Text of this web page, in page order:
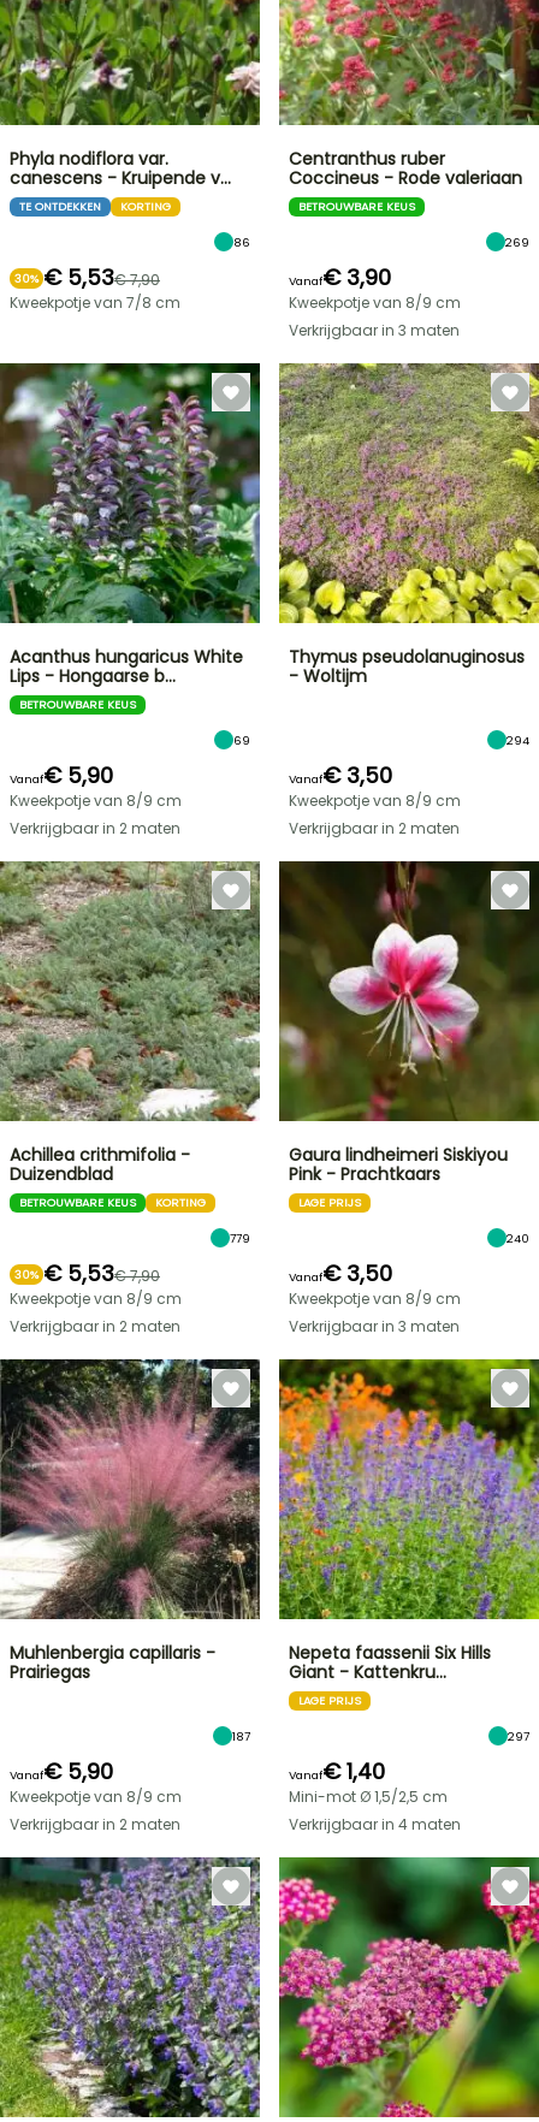
Phyla nodiflora var.
canescens - Kruipende v…
TE ONTDEKKEN KORTING
86
30% € 5,53€ 7,90
Kweekpotje van 7/8 cm
Centranthus ruber
Coccineus - Rode valeriaan
BETROUWBARE KEUS
269
Vanaf€ 3,90
Kweekpotje van 8/9 cm
Verkrijgbaar in 3 maten
Acanthus hungaricus White
Lips - Hongaarse b…
BETROUWBARE KEUS
69
Vanaf€ 5,90
Kweekpotje van 8/9 cm
Verkrijgbaar in 2 maten
Thymus pseudolanuginosus
- Woltijm
294
Vanaf€ 3,50
Kweekpotje van 8/9 cm
Verkrijgbaar in 2 maten
Achillea crithmifolia -
Duizendblad
BETROUWBARE KEUS KORTING
779
30% € 5,53€ 7,90
Kweekpotje van 8/9 cm
Verkrijgbaar in 2 maten
Gaura lindheimeri Siskiyou
Pink - Prachtkaars
LAGE PRIJS
240
Vanaf€ 3,50
Kweekpotje van 8/9 cm
Verkrijgbaar in 3 maten
Muhlenbergia capillaris -
Prairiegas
187
Vanaf€ 5,90
Kweekpotje van 8/9 cm
Verkrijgbaar in 2 maten
Nepeta faassenii Six Hills
Giant - Kattenkru…
LAGE PRIJS
297
Vanaf€ 1,40
Mini-mot Ø 1,5/2,5 cm
Verkrijgbaar in 4 maten